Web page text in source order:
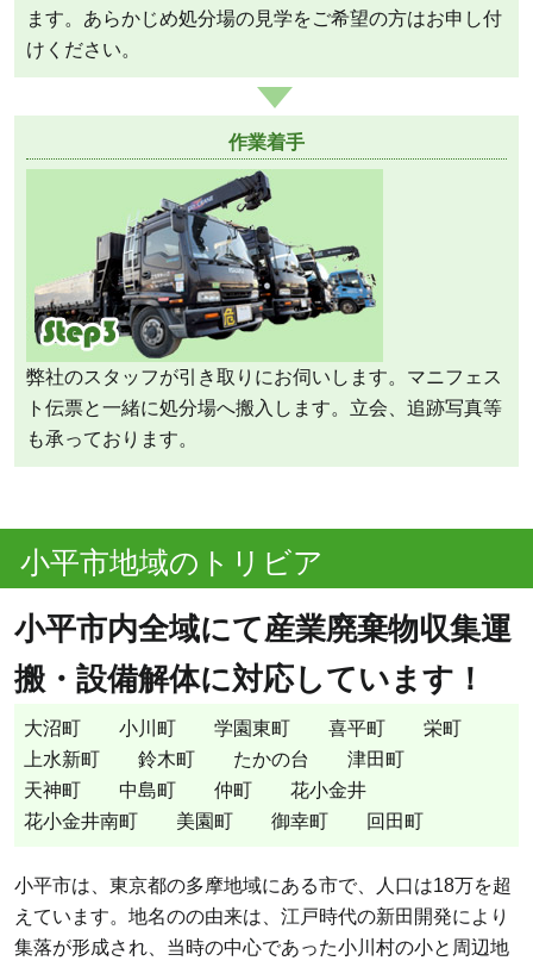
ます。あらかじめ処分場の見学をご希望の方はお申し付
けください。
作業着手
弊社のスタッフが引き取りにお伺いします。マニフェス
ト伝票と一緒に処分場へ搬入します。立会、追跡写真等
も承っております。
小平市地域のトリビア
小平市内全域にて産業廃棄物収集運
搬・設備解体に対応しています！
大沼町 小川町 学園東町 喜平町
栄町
上水新町
鈴木町 たかの台
津田町
天神町
中島町 仲町
花小金井
花小金井南町
美園町 御幸町 回田町
小平市は、東京都の多摩地域にある市で、人口は18万を超
えています。地名のの由来は、江戸時代の新田開発により
集落が形成され、当時の中心であった小川村の小と周辺地